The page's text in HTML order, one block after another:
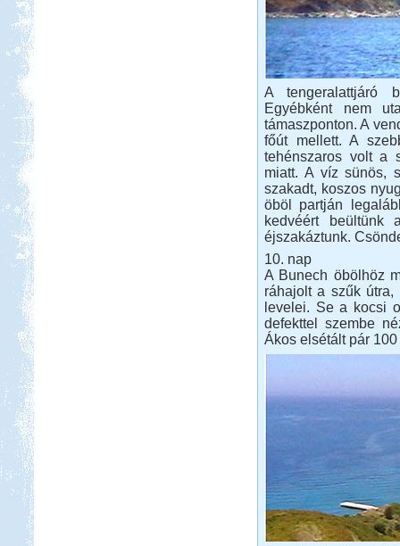
A tengeralattjáró
Egyébként nem
támaszponton. A
főút mellett. A
tehénszaros volt a
miatt. A víz sünös,
szakadt, koszos
öböl partján
kedvéért beültünk
éjszakáztunk.
10. nap
A Bunech öbölhöz
ráhajolt a szűk
levelei. Se a kocsi
defekttel szembe
Ákos elsétált pár